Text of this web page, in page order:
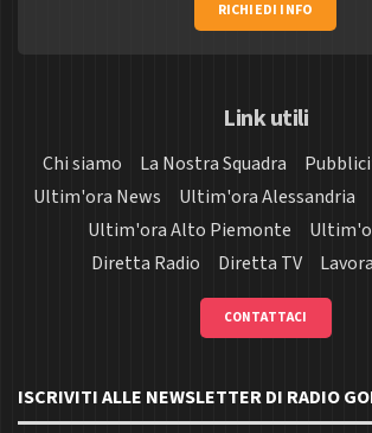
RICHIEDI INFO
Link utili
Chi siamo La Nostra Squadra
Ultim'ora News
Ultim'ora Alessandria
Ultim'ora Alto Piemonte
Diretta Radio
Diretta TV
CONTATTACI
ISCRIVITI ALLE NEWSLETTER DI RADIO